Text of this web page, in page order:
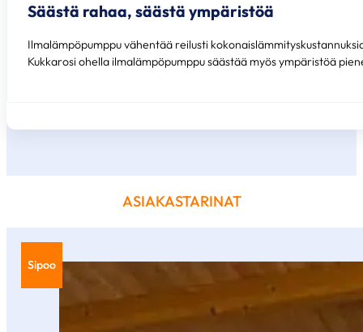
Säästä rahaa, säästä ympäristöä
Ilmalämpöpumppu vähentää reilusti
Kukkarosi ohella ilmalämpöpumppu säästää myös ympäristöä
ASIAKASTARINAT
Sipoo